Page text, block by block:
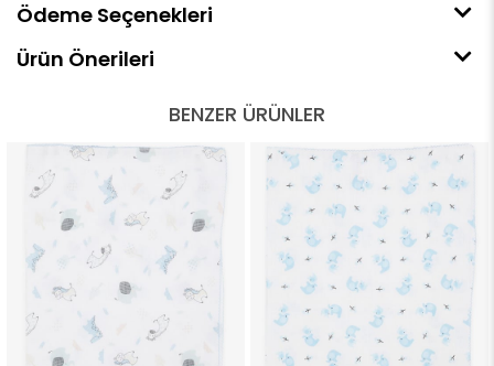
Ödeme Seçenekleri
Ürün Önerileri
BENZER ÜRÜNLER